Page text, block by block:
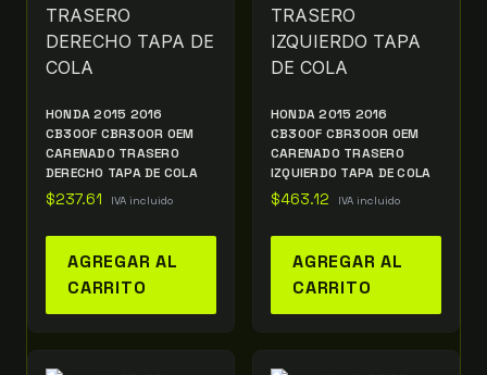
HONDA 2015 2016
CB300F CBR300R OEM
CARENADO TRASERO
DERECHO TAPA DE COLA
$237.61 IVA incluido
AGREGAR AL
CARRITO
HONDA 2015 2016
CB300F CBR300R OEM
CARENADO TRASERO
IZQUIERDO TAPA DE COLA
$463.12 IVA incluido
AGREGAR AL
CARRITO